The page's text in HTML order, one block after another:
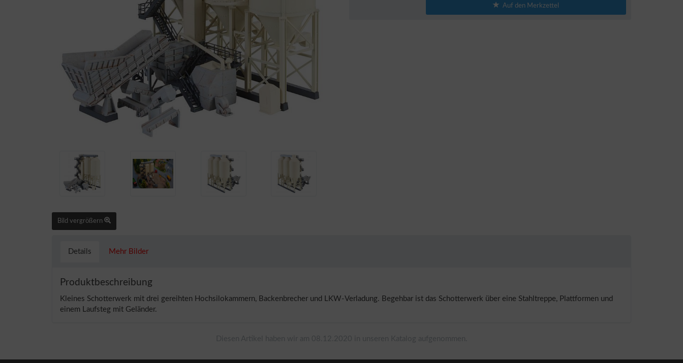
Bild vergrößern
Auf den Merkzettel
Details Mehr Bilder
Produktbeschreibung
Kleines Schotterwerk mit drei gereihten Hochsilokammern, Backenbrecher und LKW-Verladung. Begehbar ist das Schotterwerk über eine Stahltreppe, Plattformen und
einem Laufsteg mit Geländer.